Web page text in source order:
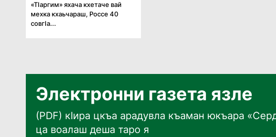
«Тӏаргим» яхача кхетаче вай
мехка кхаьчараш, Россе 40
совгӏа...
Электронни газета язле
(PDF) кӀира цкъа арадувла къаман юкъара
ца воалаш деша таро я